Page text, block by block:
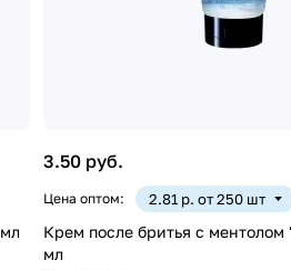
3.50 руб.
Цена оптом: 2.81 р. от 250 шт
Крем после бритья с ментолом "Dermanika" 75
мл